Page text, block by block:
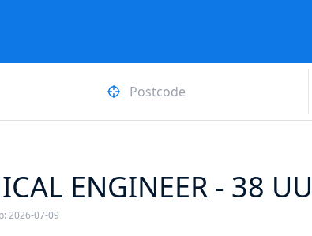
ENGINEER - 38
2026-07-09